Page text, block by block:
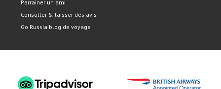
Parrainer un ami
Consulter & laisser des avis
Go Russia blog de voyage